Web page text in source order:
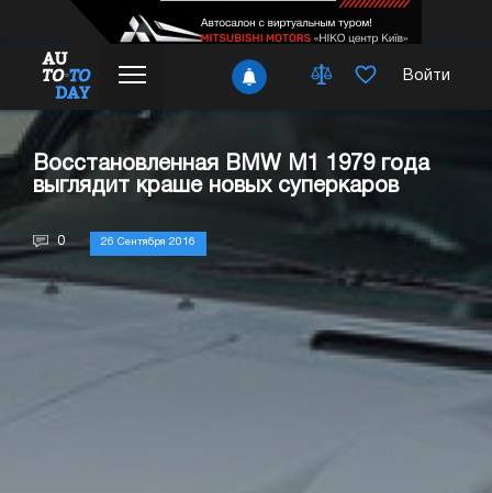
Войти
Восстановленная BMW M1 1979 года
выглядит краше новых суперкаров
0 26 Сентября 2016